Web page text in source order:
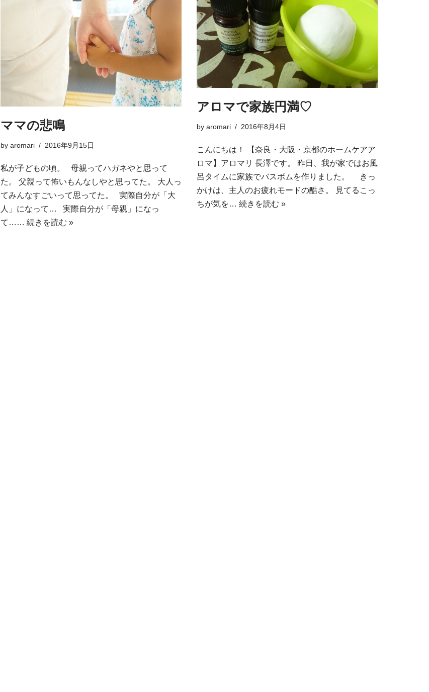
ママの悲鳴
by aromari 2016年9月15日
私が子どもの頃。 母親ってハガネやと思って
た。 父親って怖いもんなしやと思ってた。 大人っ
てみんなすごいって思ってた。 実際自分が「大
人」になって… 実際自分が「母親」になっ
て…… 続きを読む »
アロマで家族円満♡
by aromari 2016年8月4日
こんにちは！ 【奈良・大阪・京都のホームケアア
ロマ】アロマリ 長澤です。 昨日、我が家ではお風
呂タイムに家族でバスボムを作りました。 きっ
かけは、主人のお疲れモードの酷さ。 見てるこっ
ちが気を… 続きを読む »